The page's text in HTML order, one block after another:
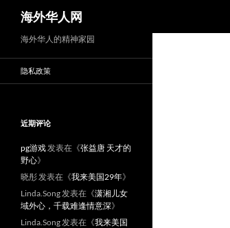
海外华人网
海外华人的精神家园
隐私政策
近期评论
pg游戏发表在《张益唐 天才的
野心》
晓彤发表在《我来美国29年》
Linda.Song发表在《潇湘儿女
域外心，千载难逢情意深》
Linda.Song发表在《我来美国